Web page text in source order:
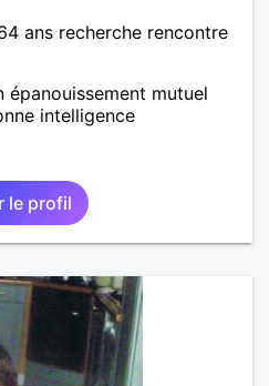
ans recherche rencontre
mutuel
intelligence
le profil